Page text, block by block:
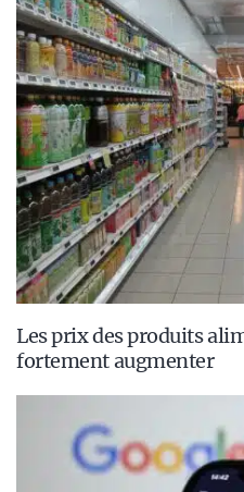
Les prix des produits
fortement augmenter